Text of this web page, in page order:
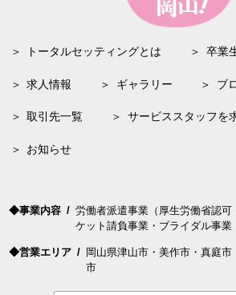
トータルセッティングとは 卒業
求人情報 ギャラリー ブ
取引先一覧 サービススタッフを
お知らせ
事業内容 労働者派遣事業（厚生労働省認可
ケット請負事業・ブライダル事業
営業エリア 岡山県津山市・ 美作市・ 真庭市
市